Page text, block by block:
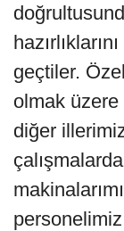
geçtiler.
olmak
diğer